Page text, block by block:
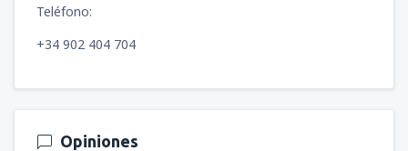
Teléfono:
+34 902 404 704
Opiniones